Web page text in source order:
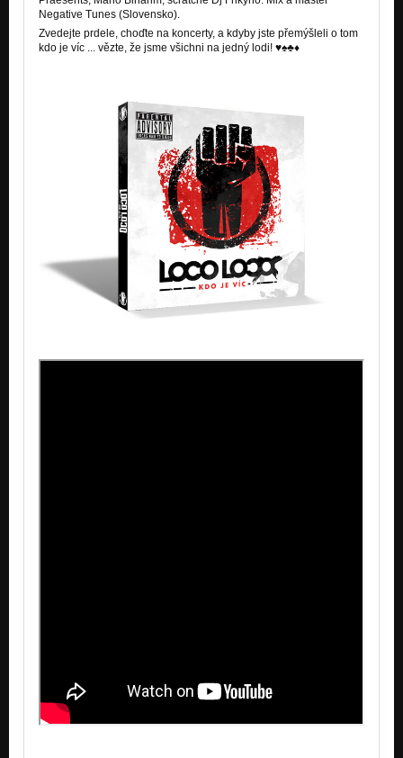
Prachy / feat. Dr. Kary (Fast Food) [Videoklip]
Zvedni prdel
So Tu Kames / feat. Mário Bihári, Tokhi, J.Janek [Prachy + video
Další Generace X [Novinka]
Nevím jak [Singl 2017 - VideoShot] NOVINKA
Kdo je víc
Amíckej Boy´a
Kdo je víc
Zvedni prdel
Negative Tunes (Slovensko).
Zvedejte prdele, choďte na koncerty, a kdyby jste přemýšleli o tom
kdo je víc ... vězte, že jsme všichni na jedný lodi! ♥♠♣♦